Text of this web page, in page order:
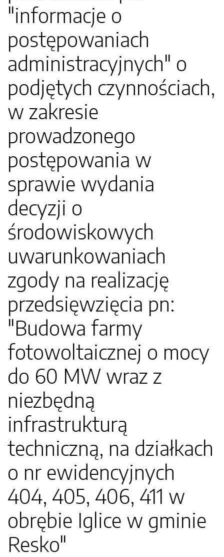
"informacje o
postępowaniach
administracyjnych" o
podjętych czynnościach,
w zakresie
prowadzonego
postępowania w
sprawie wydania
decyzji o
środowiskowych
uwarunkowaniach
zgody na realizację
przedsięwzięcia pn:
"Budowa farmy
fotowoltaicznej o mocy
do 60 MW wraz z
niezbędną
infrastrukturą
techniczną, na działkach
o nr ewidencyjnych
404, 405, 406, 411 w
obrębie Iglice w gminie
Resko"